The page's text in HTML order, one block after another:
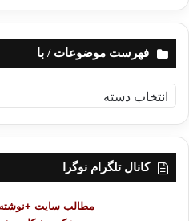
کاتێکدا که‌ تۆ له‌ ڕێبازه‌که‌ی من لات داوه‌؟
به‌ شه‌رمێکه‌وه‌ سه‌رم به‌رز
چاوانمیان گرتبوو، بۆیه‌ له‌ناکاو
گۆرانی ده‌ڵێت و ره‌قسو سه‌ما نیشان
فهرست موضوعات / با
ه
ر
کانال تلگرام نوگرا
مطالب سایت +نوشته